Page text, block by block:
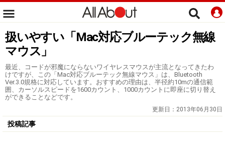
扱いやすい「Mac対応ブルーテック無線
マウス」
最近、コードが邪魔にならないワイヤレスマウスが主流となってきたわ
けですが、この「Mac対応ブルーテック無線マウス」は、Bluetooth
Ver.3.0規格に対応しています。おすすめの理由は、半径約10mの通信範
囲、カーソルスピードを1600カウント、1000カウントに即座に切り替え
ができることなどです。
更新日： 2013年06月30日
投稿記事